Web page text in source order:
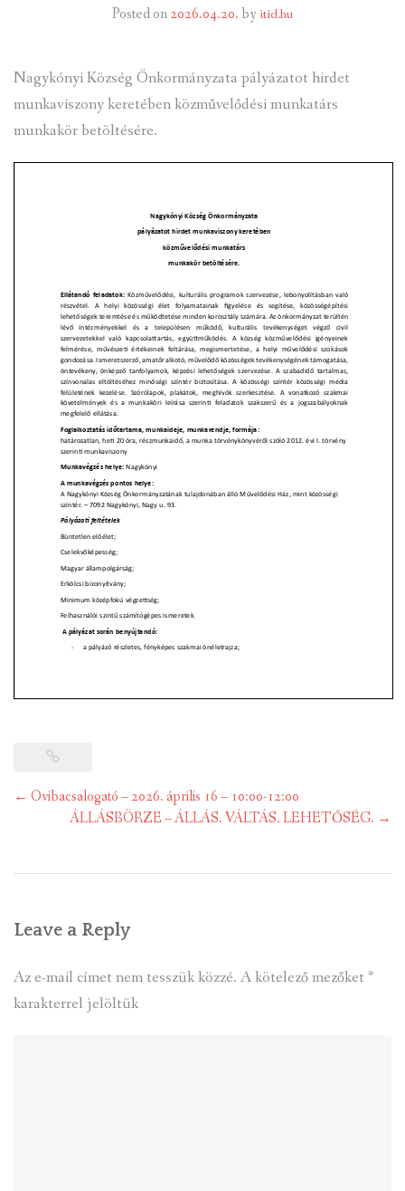
INFORMÁCIÓK
GALÉRIA
KAPCSOLAT
LETÖLTHETŐ NYOMTATVÁNYOK
TELEPÜLÉSIKÉPVISELŐI VAGYONNYILATKOZATOK – 2026.
ROMA NEMZETISÉGI ÖNKORMÁNYZATI KÉPVISELŐK
VAGYONNYILATKOZATA – 2026. ÉV
Posted on2026.04.20.by itid.hu
Nagykónyi Község Önkormányzata pályázatot hirdet
munkaviszony keretében közművelődési munkatárs
munkakör betöltésére.
Post
← Ovibacsalogató – 2026. április 16 – 10:00-12:00
ÁLLÁSBÖRZE – ÁLLÁS. VÁLTÁS. LEHETŐSÉG. →
Leave a Reply
Az e-mail címet nem tesszük közzé. A kötelező mezőket *
karakterrel jelöltük